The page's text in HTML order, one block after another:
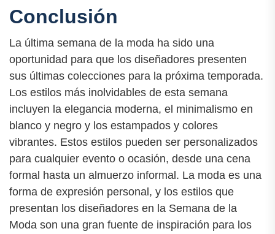
Conclusión
La última semana de la moda ha sido una
oportunidad para que los diseñadores presenten
sus últimas colecciones para la próxima temporada.
Los estilos más inolvidables de esta semana
incluyen la elegancia moderna, el minimalismo en
blanco y negro y los estampados y colores
vibrantes. Estos estilos pueden ser personalizados
para cualquier evento o ocasión, desde una cena
formal hasta un almuerzo informal. La moda es una
forma de expresión personal, y los estilos que
presentan los diseñadores en la Semana de la
Moda son una gran fuente de inspiración para los